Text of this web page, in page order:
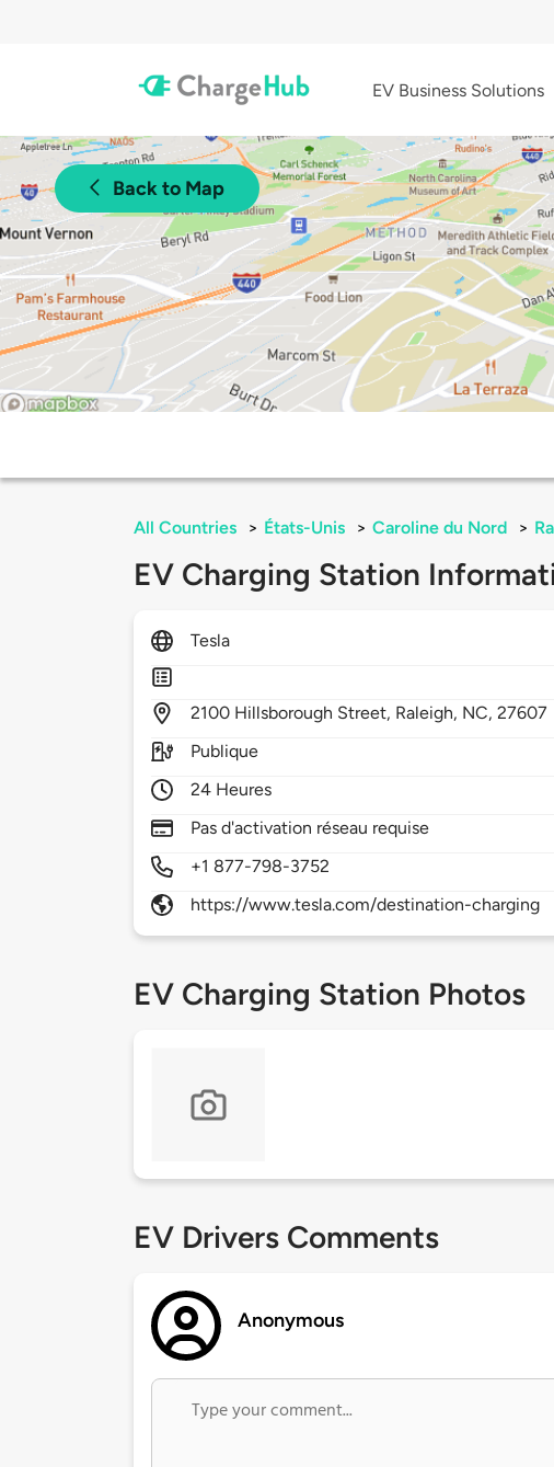
EV Business Solutions
Back to Map
All Countries > États-Unis > Caroline du Nord >
EV Charging Station
Tesla
2100 Hillsborough Street, Raleigh, NC,27607
Publique
24 Heures
Pas d'activation réseau requise
+1 877-798-3752
https://www.tesla.com/destination-charging
EV Charging Station Photos
EV Drivers Comments
Anonymous